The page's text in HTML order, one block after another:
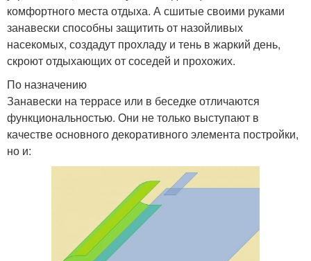
комфортного места отдыха. А сшитые своими руками
занавески способны защитить от назойливых
насекомых, создадут прохладу и тень в жаркий день,
скроют отдыхающих от соседей и прохожих.
По назначению
Занавески на террасе или в беседке отличаются
функциональностью. Они не только выступают в
качестве основного декоративного элемента постройки,
но и: